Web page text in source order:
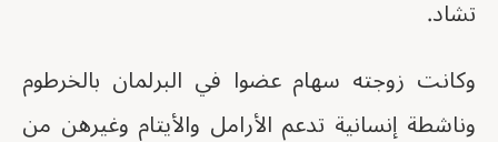
تشاد.
وكانت زوجته سهام عضوا في البرلمان بالخرطوم
وناشطة إنسانية تدعم الأرامل والأيتام وغيرهن من